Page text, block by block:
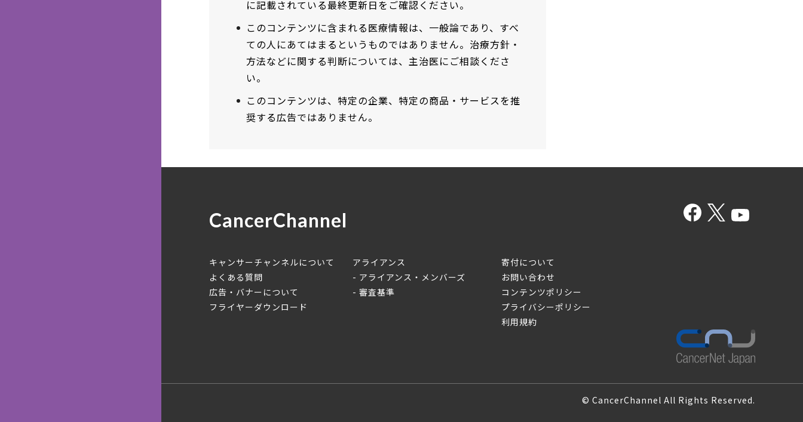
に記載されている最終更新日をご確認ください。
このコンテンツに含まれる医療情報は、一般論であり、すべ
ての人にあてはまるというものではありません。治療方針・
方法などに関する判断については、主治医にご相談くださ
い。
このコンテンツは、特定の企業、特定の商品・サービスを推
奨する広告ではありません。
CancerChannel
キャンサーチャンネルについて
よくある質問
広告・バナーについて
フライヤーダウンロード
アライアンス
アライアンス・メンバーズ
審査基準
寄付について
お問い合わせ
コンテンツポリシー
プライバシーポリシー
利用規約
© CancerChannel All Rights Reserved.